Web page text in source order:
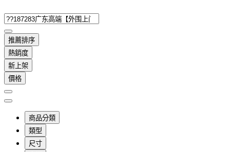
推薦排序
熱銷度
新上架
價格
商品分類
類型
尺寸